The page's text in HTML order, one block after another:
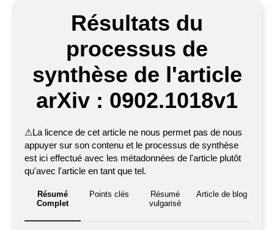
Résultats du
processus de
synthèse de l'article
arXiv : 0902.1018v1
⚠La licence de cet article ne nous permet pas de nous
appuyer sur son contenu et le processus de synthèse
est ici effectué avec les métadonnées de l'article plutôt
qu'avec l'article en tant que tel.
Résumé
Complet
Points clés
Résumé
vulgarisé
Article de blog